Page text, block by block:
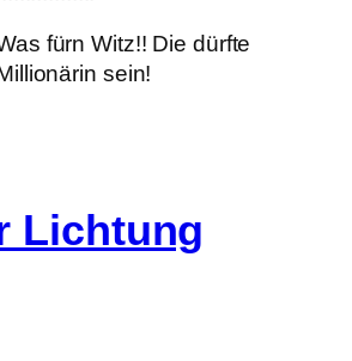
fürn Witz!! Die dürfte
sein!
Lichtung